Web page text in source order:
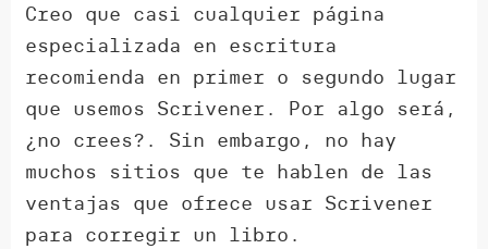
Creo que casi cualquier página
especializada en escritura
recomienda en primer o segundo lugar
que usemos Scrivener. Por algo será,
¿no crees?. Sin embargo, no hay
muchos sitios que te hablen de las
ventajas que ofrece usar Scrivener
para corregir un libro.